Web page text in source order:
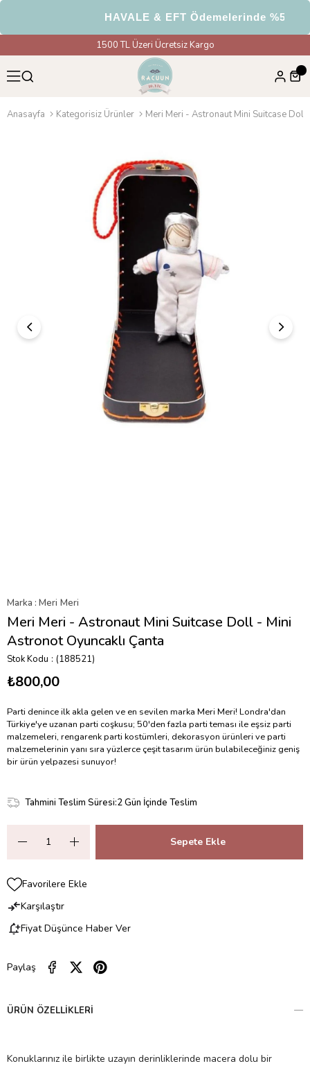
HAVALE & EFT Ödemelerinde %5
1500 TL Üzeri Ücretsiz Kargo
Anasayfa Kategorisiz Ürünler
Marka : Meri Meri
Meri Meri - Astronaut Mini Suitcase Doll - Mini
Astronot Oyuncaklı Çanta
Stok Kodu (188521)
₺800,00
Parti denince ilk akla gelen ve en sevilen marka Meri Meri! Londra'dan
Türkiye'ye uzanan parti coşkusu; 50'den fazla parti teması ile eşsiz parti
malzemeleri, rengarenk parti kostümleri, dekorasyon ürünleri ve parti
malzemelerinin yanı sıra yüzlerce çeşit tasarım ürün bulabileceğiniz geniş
bir ürün yelpazesi sunuyor!
Tahmini Teslim Süresi:2 Gün İçinde Teslim
Favorilere Ekle
Karşılaştır
Fiyat Düşünce Haber Ver
Paylaş
ÜRÜN ÖZELLIKLERI
Konuklarınız ile birlikte uzayın derinliklerinde macera dolu bir